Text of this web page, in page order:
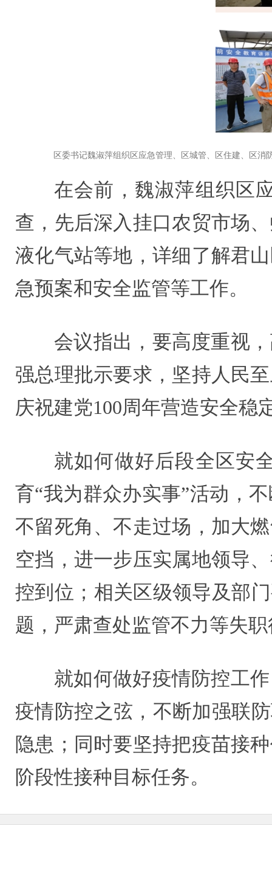
区委书记魏淑萍组织区应急管理、区城管、区住建、区
在会前，魏淑萍组织区
查，先后深入挂口农贸市场
液化气站等地，详细了解君
急预案和安全监管等工作。
会议指出，要高度重视
强总理批示要求，坚持人民
庆祝建党100周年营造安全稳
就如何做好后段全区安
育“我为群众办实事”活动，
不留死角、不走过场，加大
空挡，进一步压实属地领导
控到位；相关区级领导及部
题，严肃查处监管不力等失
就如何做好疫情防控工
疫情防控之弦，不断加强联
隐患；同时要坚持把疫苗接
阶段性接种目标任务。